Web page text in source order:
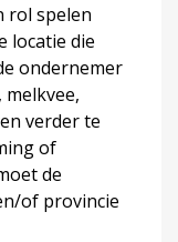
rol spelen
locatie die
ondernemer
verder te
of
de
of provincie